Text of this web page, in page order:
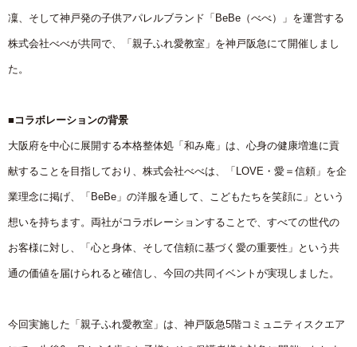
凜、そして神戸発の子供アパレルブランド「BeBe（べべ）」を運営する
株式会社べべが共同で、「親子ふれ愛教室」を神戸阪急にて開催しまし
た。
■コラボレーションの背景
大阪府を中心に展開する本格整体処「和み庵」は、心身の健康増進に貢
献することを目指しており、株式会社べべは、「LOVE・愛＝信頼」を企
業理念に掲げ、「BeBe」の洋服を通して、こどもたちを笑顔に」という
想いを持ちます。両社がコラボレーションすることで、すべての世代の
お客様に対し、「心と身体、そして信頼に基づく愛の重要性」という共
通の価値を届けられると確信し、今回の共同イベントが実現しました。
今回実施した「親子ふれ愛教室」は、神戸阪急5階コミュニティスクエア